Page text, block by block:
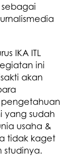
IKA ITL
ini
akan
pengetahuan
yang sudah
usaha &
tidak kaget
studinya.